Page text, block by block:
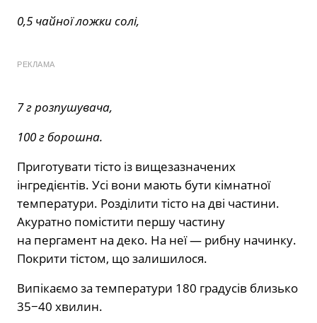
0,5 чайної ложки солі,
РЕКЛАМА
7 г розпушувача,
100 г борошна.
Приготувати тісто із вищезазначених
інгредієнтів. Усі вони мають бути кімнатної
температури. Розділити тісто на дві частини.
Акуратно помістити першу частину
на пергамент на деко. На неї — рибну начинку.
Покрити тістом, що залишилося.
Випікаємо за температури 180 градусів близько
35−40 хвилин.